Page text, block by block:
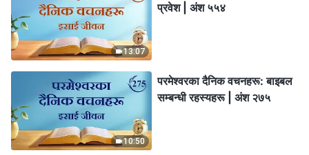
13:07
प्रवेश | अंश ५५४
10:50
परमेश्‍वरका दैनिक वचनहरू: बाइबल
सम्‍बन्धी रहस्यहरू | अंश २७५